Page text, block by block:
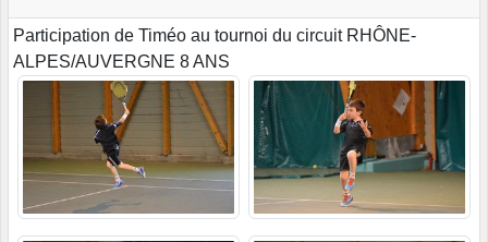
Participation de Timéo au tournoi du circuit RHÔNE-
ALPES/AUVERGNE 8 ANS